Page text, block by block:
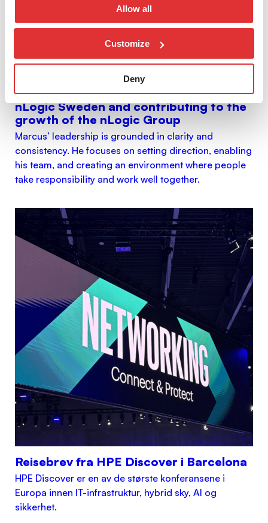
Allow all
Customize
Deny
#nLogicFamily: Marcus – leading
nLogic Sweden and contributing to the
growth of the nLogic Group
Marcus’ leadership is grounded in clarity and
consistency. He focuses on setting direction, enabling
his team, and creating an environment where people
take responsibility and work well together.
Reisebrev fra HPE Discover i Barcelona
HPE Discover er en av de største konferansene i
Europa innen IT-infrastruktur, hybrid sky, AI og
sikkerhet.